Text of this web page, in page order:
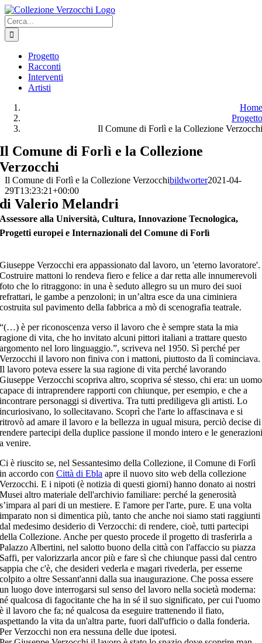
Salta
al
contenuto
Cerca
per:
Progetto
Racconti
Interventi
Artisti
Home
Progetto
Il Comune di Forlì e la Collezione Verzocchi
Il Comune di Forlì e la Collezione
Verzocchi
Il Comune di Forlì e la Collezione Verzocchibildworter2021-04-
29T13:23:21+00:00
di Valerio Melandri
Assessore alla Università, Cultura, Innovazione Tecnologica,
Progetti europei e Internazionali del Comune di Forlì
Giuseppe Verzocchi era appassionato dal lavoro, un 'eterno lavoratore'.
Costruire mattoni lo rendeva fiero e felice a dar retta alle innumerevoli
foto che lo ritraggono: in una è seduto allegro su un muro dei suoi
refrattari, le gambe a penzoloni; in un’altra esce da una ciminiera
costruita sul pavimento della fabbrica a mò di scenografia teatrale.
“(…) è per riconoscenza verso il lavoro che è sempre stata la mia
ragione di vita, che ho invitato alcuni pittori italiani a trattare questo
argomento nel loro linguaggio.”, scriveva nel 1950. Sì perché per
Verzocchi il lavoro non finiva con i mattoni, piuttosto da lì cominciava.
Il lavoro poteva essere la sua ragione di vita perché lavorando
Giuseppe Verzocchi scopriva altro, scopriva sé stesso, chi era: un uomo
capace di intraprendere rapporti con chiunque, per esempio, e che a
incontrare personaggi si divertiva. Tra tutti prediligeva gli artisti. Lo
incuriosivano, lo sollecitavano. Scoprì che l'arte lo affascinava e si
ritrovò ad amare il lavoro e la bellezza in ugual misura, perciò decise di
rendere partecipi della duplice passione il mondo intero e le generazioni
a venire.
Ci è riuscito se, nel Sessantesimo della Collezione, il Comune di Forlì
in accordo con Città di Ebla apre il nuovo sito web della collezione
Verzocchi. E i nipoti (è notizia di questi giorni) hanno donato ai nostri
Musei altro materiale dell'archivio familiare: perché la generosità
s’impara al pari di un mestiere. E l'amore per l'arte, pure. E una volta
imparato non si dimentica più, tanto che anche noi siamo stati raggiunti
dal medesimo desiderio di Verzocchi: di rendere, cioè, tutti partecipi
della Collezione. Anche per questo procede il progetto di trasferirla a
Palazzo Albertini, nel salotto buono della città con l'affaccio su piazza
Saffi, per valorizzarla ancor più e fare sì che chiunque passi dal centro
sappia che c'è, che desideri vederla e magari rivederla, per esserne
colpito a oltre Sessant'anni dalla sua inaugurazione. Che possa essere
un luogo dove interrogarsi sul senso del lavoro nella società moderna:
né qualcosa di fagocitante che ha in sé il suo significato, per cui l'uomo
è il lavoro che fa; né qualcosa da eseguire trattenendo il fiato,
aspettando la vita da un'altra parte, fuori dall'ufficio o dalla fonderia.
Per Verzocchi non era nessuna delle due ipotesi.